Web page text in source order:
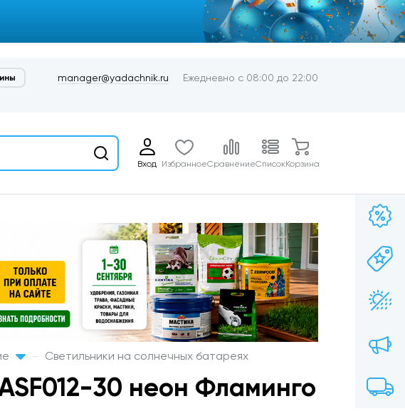
manager@yadachnik.ru Ежедневно с 08:00 до 22:00
Вход ИзбранноеСравнениеСписокКорзина
Светильники на солнечных батареях
30 неон Фламинго